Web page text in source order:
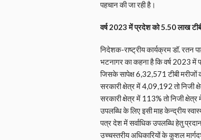
पहचान की जा रही है।
वर्ष 2023 में प्रदेश को 5.50 लाख
निदेशक-राष्ट्रीय कार्यक्रम डॉ. रतन
भटनागर का कहना है कि वर्ष 2023 में
जिसके सापेक्ष 6,32,571 टीबी
सरकारी क्षेत्र में 4,09,192 तो निजी
सरकारी क्षेत्र में 113% तो निजी
उपलब्धि के लिए इसी माह केन्द्रीय
पत्र देश में सर्वाधिक उपलब्धि हेतु
उच्चस्तरीय अधिकारियों के कुशल